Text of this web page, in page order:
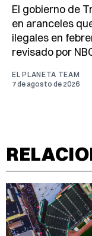
El gobierno de
en aranceles
ilegales en
revisado por
EL PLANETA TEAM
7 de agosto de 2026